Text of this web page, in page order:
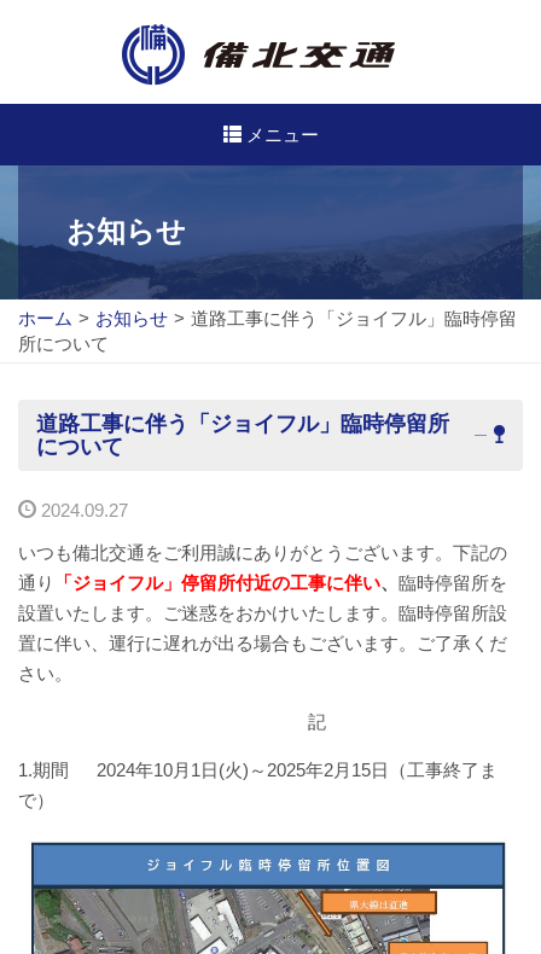
メニュー
高速バス
路線バス
定期券について
バスのご利用方法
バスパックについて
貸切バス・旅行業
まごころツアー
企業情報
企業情報
お知らせ
ホーム > お知らせ > 道路工事に伴う「ジョイフル」臨時停留
所について
道路工事に伴う「ジョイフル」臨時停留所
について
2024.09.27
いつも備北交通をご利用誠にありがとうございます。下記の
通り
「ジョイフル」停留所付近の工事に伴い、 臨時停留所を
設置いたします。ご迷惑をおかけいたします。臨時停留所設
置に伴い、運行に遅れが出る場合もございます。ご了承くだ
さい。
記
1.期間 2024年10月1日(火)～2025年2月15日（工事終了ま
で）